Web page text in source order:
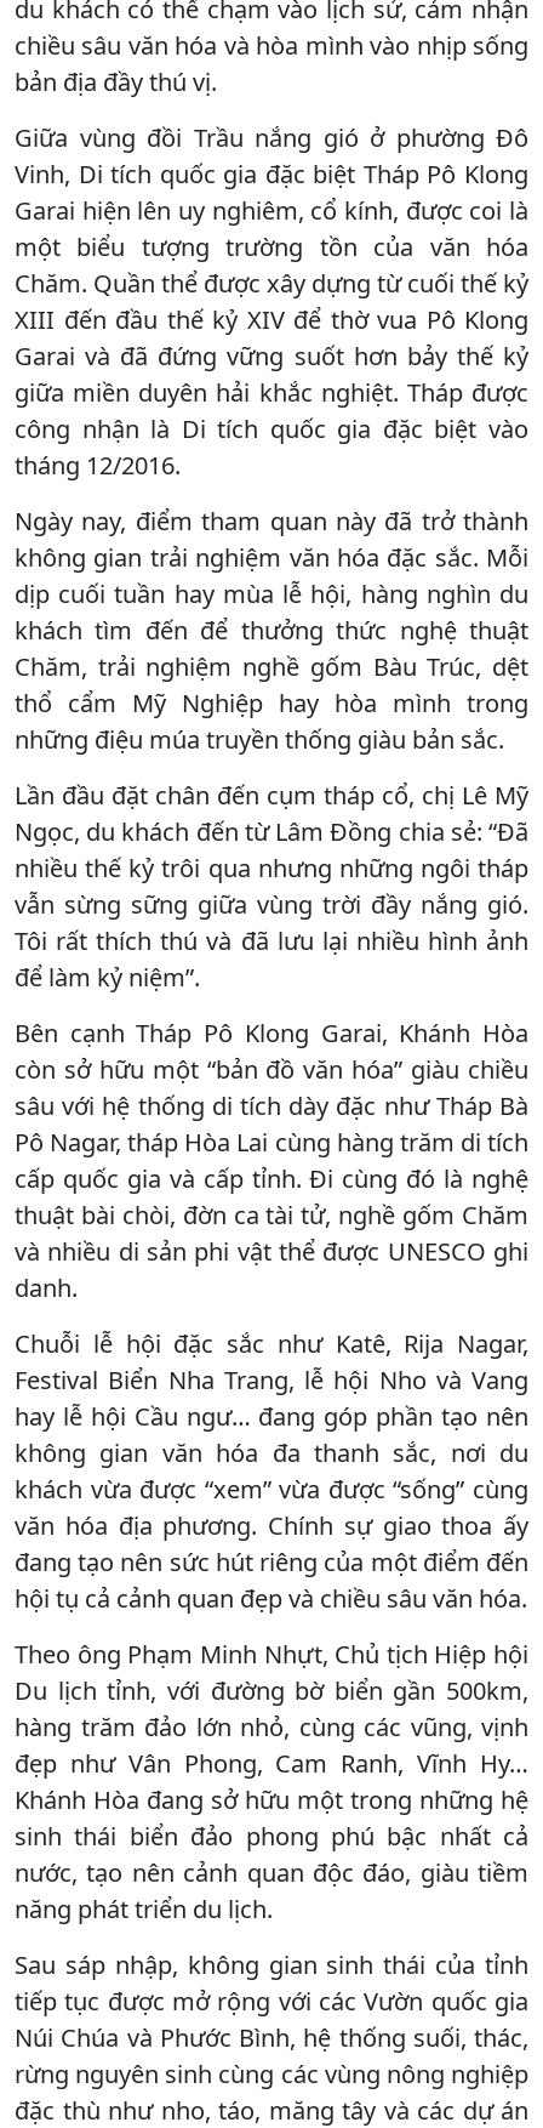
du khách có thể chạm vào lịch sử, cảm nhận
chiều sâu văn hóa và hòa mình vào nhịp sống
bản địa đầy thú vị.
Giữa vùng đồi Trầu nắng gió ở phường Đô
Vinh, Di tích quốc gia đặc biệt Tháp Pô Klong
Garai hiện lên uy nghiêm, cổ kính, được coi là
một biểu tượng trường tồn của văn hóa
Chăm. Quần thể được xây dựng từ cuối thế kỷ
XIII đến đầu thế kỷ XIV để thờ vua Pô Klong
Garai và đã đứng vững suốt hơn bảy thế kỷ
giữa miền duyên hải khắc nghiệt. Tháp được
công nhận là Di tích quốc gia đặc biệt vào
tháng 12/2016.
Ngày nay, điểm tham quan này đã trở thành
không gian trải nghiệm văn hóa đặc sắc. Mỗi
dịp cuối tuần hay mùa lễ hội, hàng nghìn du
khách tìm đến để thưởng thức nghệ thuật
Chăm, trải nghiệm nghề gốm Bàu Trúc, dệt
thổ cẩm Mỹ Nghiệp hay hòa mình trong
những điệu múa truyền thống giàu bản sắc.
Lần đầu đặt chân đến cụm tháp cổ, chị Lê Mỹ
Ngọc, du khách đến từ Lâm Đồng chia sẻ: “Đã
nhiều thế kỷ trôi qua nhưng những ngôi tháp
vẫn sừng sững giữa vùng trời đầy nắng gió.
Tôi rất thích thú và đã lưu lại nhiều hình ảnh
để làm kỷ niệm”.
Bên cạnh Tháp Pô Klong Garai, Khánh Hòa
còn sở hữu một “bản đồ văn hóa” giàu chiều
sâu với hệ thống di tích dày đặc như Tháp Bà
Pô Nagar, tháp Hòa Lai cùng hàng trăm di tích
cấp quốc gia và cấp tỉnh. Đi cùng đó là nghệ
thuật bài chòi, đờn ca tài tử, nghề gốm Chăm
và nhiều di sản phi vật thể được UNESCO ghi
danh.
Chuỗi lễ hội đặc sắc như Katê, Rija Nagar,
Festival Biển Nha Trang, lễ hội Nho và Vang
hay lễ hội Cầu ngư… đang góp phần tạo nên
không gian văn hóa đa thanh sắc, nơi du
khách vừa được “xem” vừa được “sống” cùng
văn hóa địa phương. Chính sự giao thoa ấy
đang tạo nên sức hút riêng của một điểm đến
hội tụ cả cảnh quan đẹp và chiều sâu văn hóa.
Theo ông Phạm Minh Nhựt, Chủ tịch Hiệp hội
Du lịch tỉnh, với đường bờ biển gần 500km,
hàng trăm đảo lớn nhỏ, cùng các vũng, vịnh
đẹp như Vân Phong, Cam Ranh, Vĩnh Hy…
Khánh Hòa đang sở hữu một trong những hệ
sinh thái biển đảo phong phú bậc nhất cả
nước, tạo nên cảnh quan độc đáo, giàu tiềm
năng phát triển du lịch.
Sau sáp nhập, không gian sinh thái của tỉnh
tiếp tục được mở rộng với các Vườn quốc gia
Núi Chúa và Phước Bình, hệ thống suối, thác,
rừng nguyên sinh cùng các vùng nông nghiệp
đặc thù như nho, táo, măng tây và các dự án